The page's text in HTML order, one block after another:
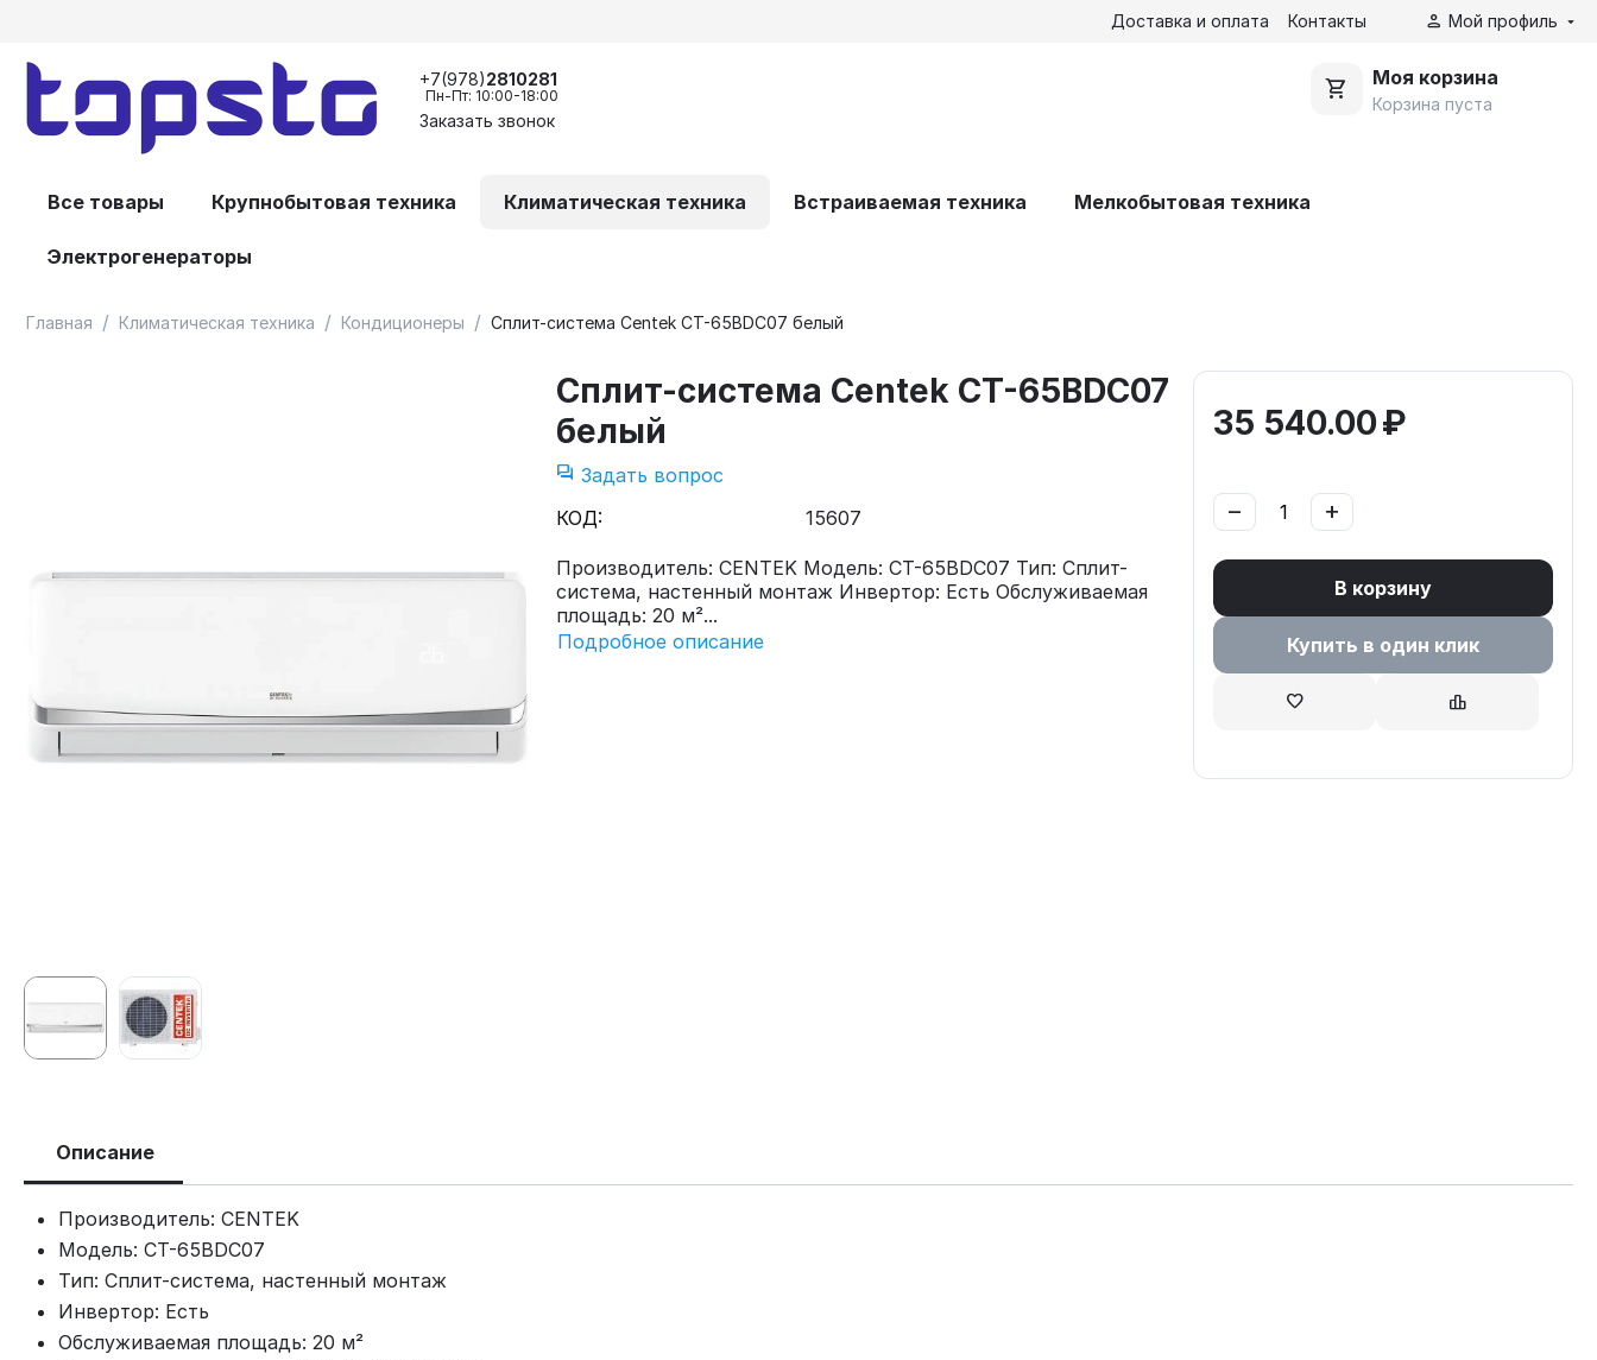
Доставка и оплата Контакты Мой профиль
+7(978)2810281
Пн-Пт: 10:00-18:00
Заказать звонок
Моя корзина
Корзина пуста
Все товары Крупнобытовая техника Климатическая техника Встраиваемая техника Мелкобытовая техника
Электрогенераторы
Главная / Климатическая техника / Кондиционеры / Сплит-система Centek CT-65BDC07 белый
Сплит-система Centek CT-65BDC07
белый
Задать вопрос
КОД:
15607
Производитель: CENTEK Модель: CT-65BDC07 Тип: Сплит-
система, настенный монтаж Инвертор: Есть Обслуживаемая
площадь: 20 м²...
Подробное описание
35 540.00₽
+
−
В корзину
Купить в один клик
Описание
Производитель: CENTEK
Модель: CT-65BDC07
Тип: Сплит-система, настенный монтаж
Инвертор: Есть
Обслуживаемая площадь: 20 м²